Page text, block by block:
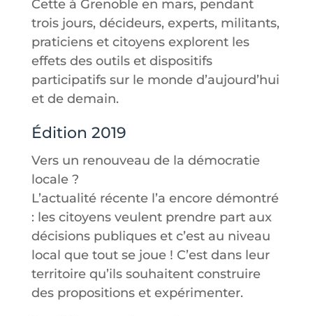
Cette à Grenoble en mars, pendant
trois jours, décideurs, experts, militants,
praticiens et citoyens explorent les
effets des outils et dispositifs
participatifs sur le monde d’aujourd’hui
et de demain.
Édition 2019
Vers un renouveau de la démocratie
locale ?
L’actualité récente l’a encore démontré
: les citoyens veulent prendre part aux
décisions publiques et c’est au niveau
local que tout se joue ! C’est dans leur
territoire qu’ils souhaitent construire
des propositions et expérimenter.